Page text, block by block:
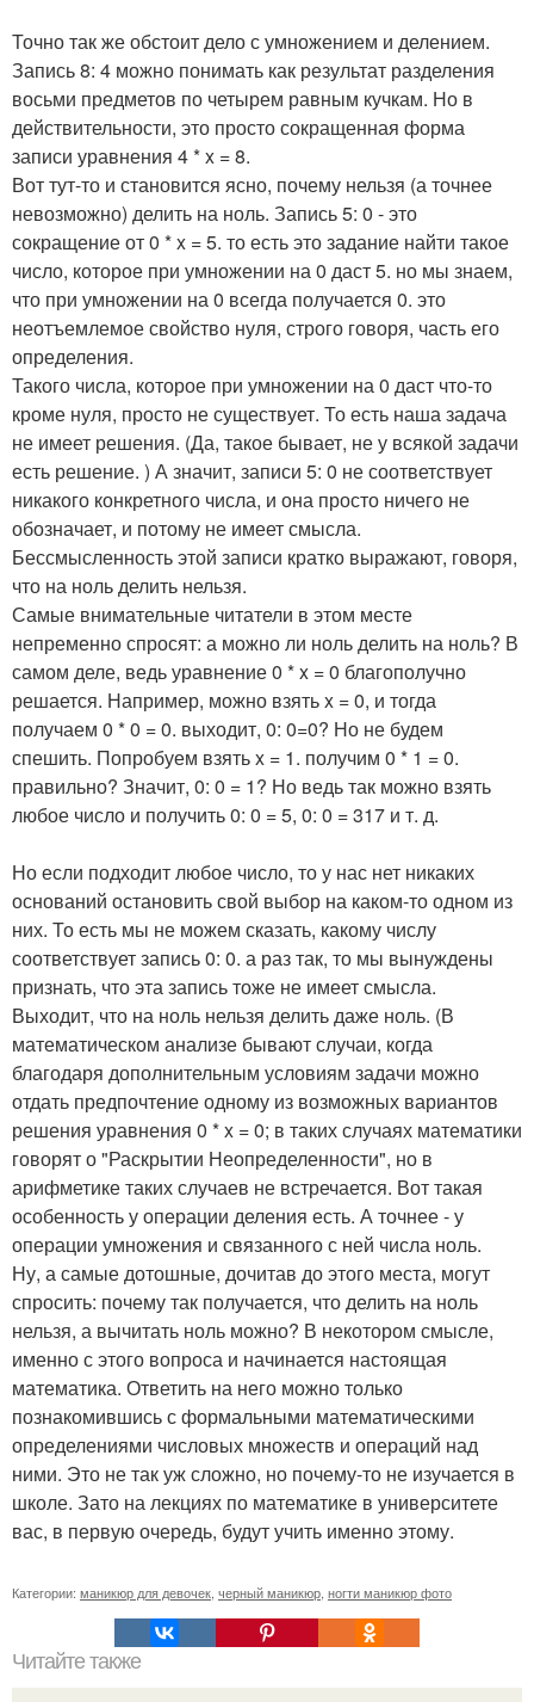
Точно так же обстоит дело с умножением и делением.
Запись 8: 4 можно понимать как результат разделения
восьми предметов по четырем равным кучкам. Но в
действительности, это просто сокращенная форма
записи уравнения 4 * x = 8.
Вот тут-то и становится ясно, почему нельзя (а точнее
невозможно) делить на ноль. Запись 5: 0 - это
сокращение от 0 * x = 5. то есть это задание найти такое
число, которое при умножении на 0 даст 5. но мы знаем,
что при умножении на 0 всегда получается 0. это
неотъемлемое свойство нуля, строго говоря, часть его
определения.
Такого числа, которое при умножении на 0 даст что-то
кроме нуля, просто не существует. То есть наша задача
не имеет решения. (Да, такое бывает, не у всякой задачи
есть решение. ) А значит, записи 5: 0 не соответствует
никакого конкретного числа, и она просто ничего не
обозначает, и потому не имеет смысла.
Бессмысленность этой записи кратко выражают, говоря,
что на ноль делить нельзя.
Самые внимательные читатели в этом месте
непременно спросят: а можно ли ноль делить на ноль? В
самом деле, ведь уравнение 0 * x = 0 благополучно
решается. Например, можно взять x = 0, и тогда
получаем 0 * 0 = 0. выходит, 0: 0=0? Но не будем
спешить. Попробуем взять x = 1. получим 0 * 1 = 0.
правильно? Значит, 0: 0 = 1? Но ведь так можно взять
любое число и получить 0: 0 = 5, 0: 0 = 317 и т. д.
Но если подходит любое число, то у нас нет никаких
оснований остановить свой выбор на каком-то одном из
них. То есть мы не можем сказать, какому числу
соответствует запись 0: 0. а раз так, то мы вынуждены
признать, что эта запись тоже не имеет смысла.
Выходит, что на ноль нельзя делить даже ноль. (В
математическом анализе бывают случаи, когда
благодаря дополнительным условиям задачи можно
отдать предпочтение одному из возможных вариантов
решения уравнения 0 * x = 0; в таких случаях математики
говорят о "Раскрытии Неопределенности", но в
арифметике таких случаев не встречается. Вот такая
особенность у операции деления есть. А точнее - у
операции умножения и связанного с ней числа ноль.
Ну, а самые дотошные, дочитав до этого места, могут
спросить: почему так получается, что делить на ноль
нельзя, а вычитать ноль можно? В некотором смысле,
именно с этого вопроса и начинается настоящая
математика. Ответить на него можно только
познакомившись с формальными математическими
определениями числовых множеств и операций над
ними. Это не так уж сложно, но почему-то не изучается в
школе. Зато на лекциях по математике в университете
вас, в первую очередь, будут учить именно этому.
Категории: маникюр для девочек черный маникюр ногти маникюр фото
Читайте также